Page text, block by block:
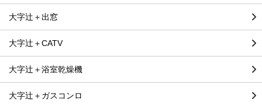
大字辻＋出窓
大字辻＋CATV
大字辻＋浴室乾燥機
大字辻＋ガスコンロ